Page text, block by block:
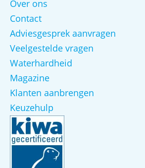
Over ons
Contact
Adviesgesprek aanvragen
Veelgestelde vragen
Waterhardheid
Magazine
Klanten aanbrengen
Keuzehulp